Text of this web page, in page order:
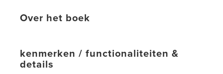
Over het boek
kenmerken / functionaliteiten &
details